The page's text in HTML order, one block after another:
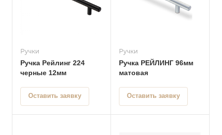
Ручки
Ручка Рейлинг 224
черные 12мм
Оставить заявку
Ручки
Ручка РЕЙЛИНГ 96мм
матовая
Оставить заявку